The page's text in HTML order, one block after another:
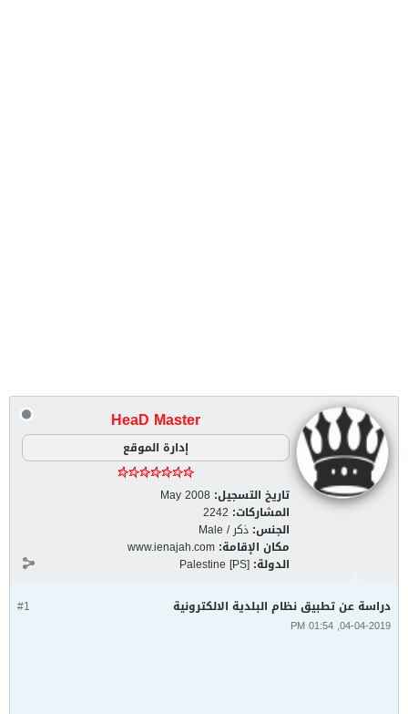
HeaD Master
إدارة الموقع
تاريخ التسجيل: May 2008
المشاركات: 2242
الجنس: ذكر / Male
مكان الإقامة: www.ienajah.com
الدولة: Palestine [PS]
#1 دراسة عن تطبيق نظام البلدية الالكترونية
04-04-2019, 01:54 PM